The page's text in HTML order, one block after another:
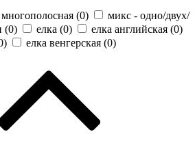
многополосная (0)
микс - одно/двух/
(0) елка (0) елка английская (0)
) елка венгерская (0)